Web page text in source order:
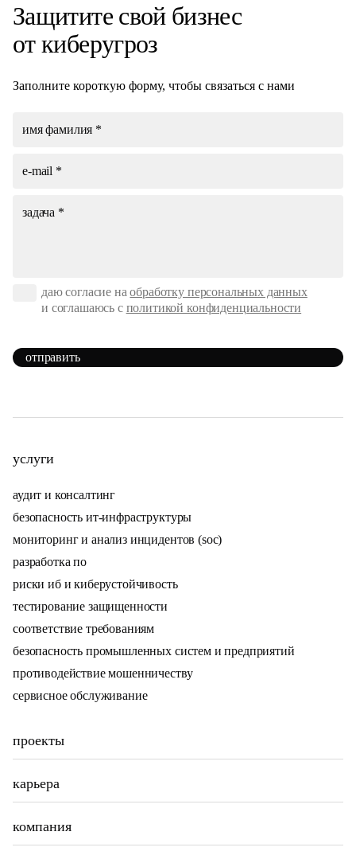
Защитите свой бизнес
от киберугроз
Заполните короткую форму, чтобы связаться с нами
даю согласие наобработку персональных данных
и соглашаюсь с политикой конфиденциальности
отправить
услуги
аудит и консалтинг
безопасность ит-инфраструктуры
мониторинг и анализ инцидентов (soc)
разработка по
риски иб и киберустойчивость
тестирование защищенности
соответствие требованиям
безопасность промышленных систем и предприятий
противодействие мошенничеству
сервисное обслуживание
проекты
карьера
компания